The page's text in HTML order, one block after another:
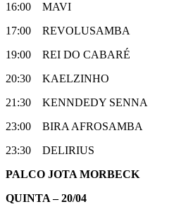
16:00 MAVI
17:00 REVOLUSAMBA
19:00 REI DO CABARÉ
20:30 KAELZINHO
21:30 KENNDEDY SENNA
23:00 BIRA AFROSAMBA
23:30 DELIRIUS
PALCO JOTA MORBECK
QUINTA – 20/04